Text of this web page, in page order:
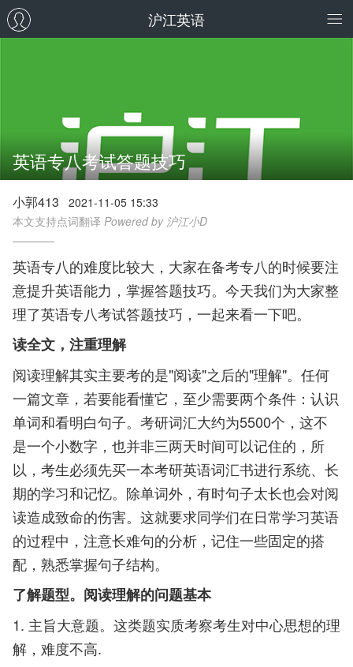
沪江英语
英语专八考试答题技巧
小郭413
2021-11-05 15:33
本文支持点词翻译 Powered by 沪江小D
英语专八的难度比较大，大家在备考专八的时候要注
意提升英语能力，掌握答题技巧。今天我们为大家整
理了英语专八考试答题技巧，一起来看一下吧。
读全文，注重理解
阅读理解其实主要考的是"阅读"之后的"理解"。任何
一篇文章，若要能看懂它，至少需要两个条件：认识
单词和看明白句子。考研词汇大约为5500个，这不
是一个小数字，也并非三两天时间可以记住的，所
以，考生必须先买一本考研英语词汇书进行系统、长
期的学习和记忆。除单词外，有时句子太长也会对阅
读造成致命的伤害。这就要求同学们在日常学习英语
的过程中，注意长难句的分析，记住一些固定的搭
配，熟悉掌握句子结构。
了解题型。阅读理解的问题基本
1. 主旨大意题。这类题实质考察考生对中心思想的理
解，难度不高.